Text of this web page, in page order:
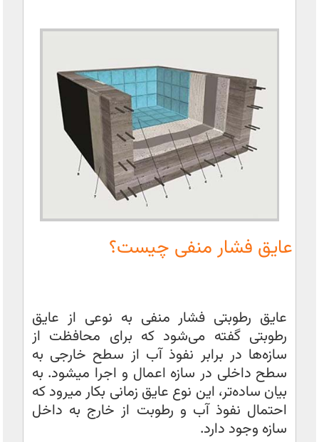
عایق فشار منفی چیست؟
عایق رطوبتی فشار منفی به نوعی از عایق
رطوبتی گفته می‌شود که برای محافظت از
سازه‌ها در برابر نفوذ آب از سطح خارجی به
سطح داخلی در سازه اعمال و اجرا میشود. به
بیان ساده‌تر، این نوع عایق زمانی بکار میرود که
احتمال نفوذ آب و رطوبت از خارج به داخل
سازه وجود دارد.